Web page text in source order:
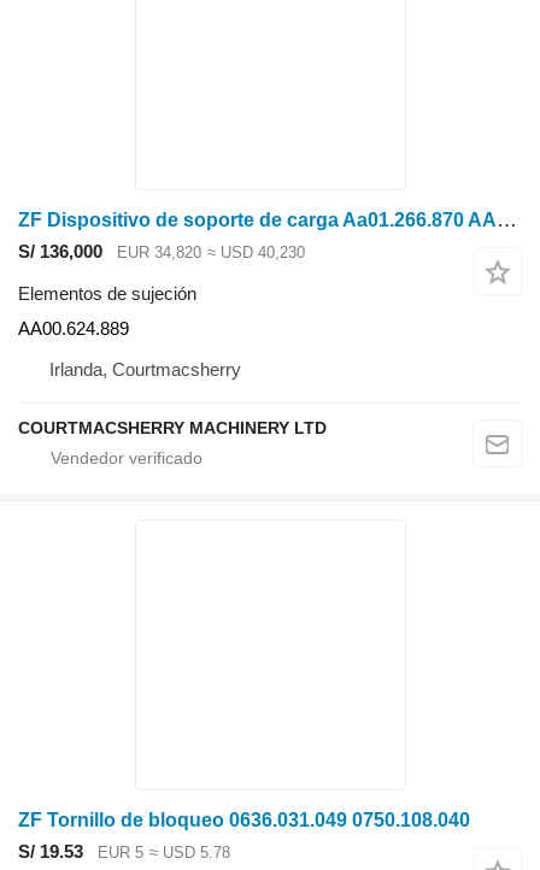
ZF Dispositivo de soporte de carga Aa01.266.870 AA00.624.889
S/ 136,000 EUR 34,820 ≈ USD 40,230
Elementos de sujeción
AA00.624.889
Irlanda, Courtmacsherry
COURTMACSHERRY MACHINERY LTD
ZF Tornillo de bloqueo 0636.031.049 0750.108.040
S/ 19.53
EUR 5 ≈ USD 5.78